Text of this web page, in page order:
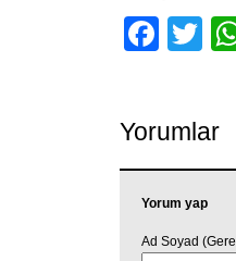
Yorumlar
Yorum yap
Ad Soyad